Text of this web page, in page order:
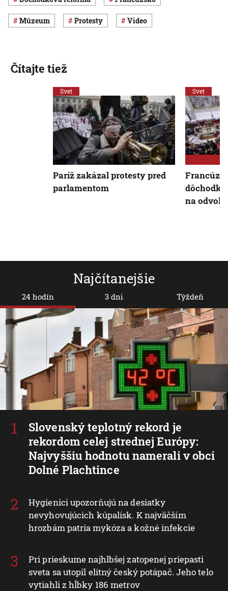
múzeum protesty Video
Najčítanejšie
24 hodín
Slovenský teplotný rekord je
rekordom celej strednej Európy:
Najvyššiu hodnotu namerali v obci
Dolné Plachtince
Hygienici upozorňujú na desiatky
nevyhovujúcich kúpalísk. K najväčším
hrozbám patria mykóza a kožné infekcie
Pri prieskume najhlbšej zatopenej priepasti
sveta sa utopil elitný český potápač. Jeho telo
vytiahli z hĺbky 186 metrov
3 dni Týždeň
Čítajte tiež
Svet
Paríž zakázal protesty pred
parlamentom
Svet
na